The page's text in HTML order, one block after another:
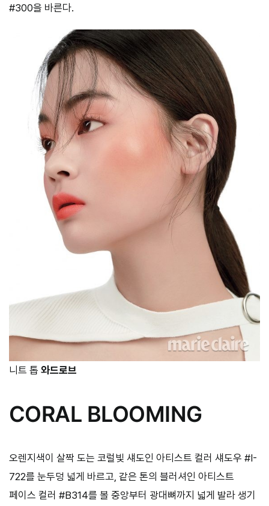
#300을 바른다.
니트 톱 와드로브
CORAL BLOOMING
오렌지색이 살짝 도는 코럴빛 섀도인 아티스트 컬러 섀도우 #I-
722를 눈두덩 넓게 바르고, 같은 톤의 블러셔인 아티스트
페이스 컬러 #B314를 볼 중앙부터 광대뼈까지 넓게 발라 생기